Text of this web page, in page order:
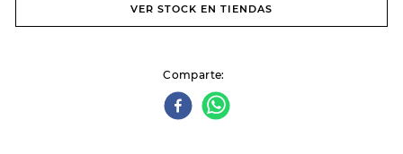
VER STOCK EN TIENDAS
Comparte